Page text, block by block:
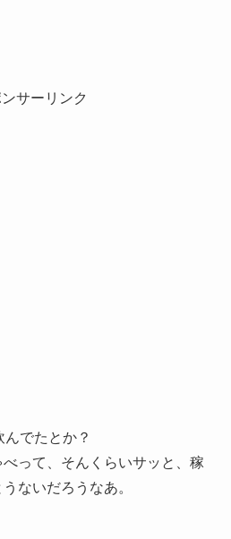
サーリンク
でたとか？
って、そんくらいサッと、稼
ないだろうなあ。